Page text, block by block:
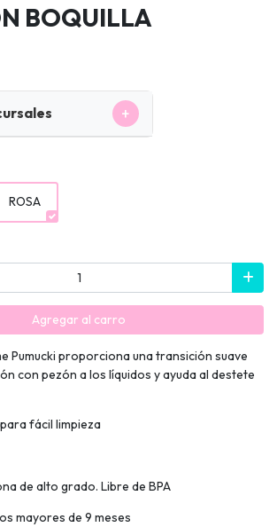
BOQUILLA
+
ROSA
Agregar al carro
Pumucki proporciona una transición suave
con pezón a los líquidos y ayuda al destete
fácil limpieza
de alto grado. Libre de BPA
mayores de 9 meses